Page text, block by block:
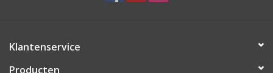
Klantenservice
Producten